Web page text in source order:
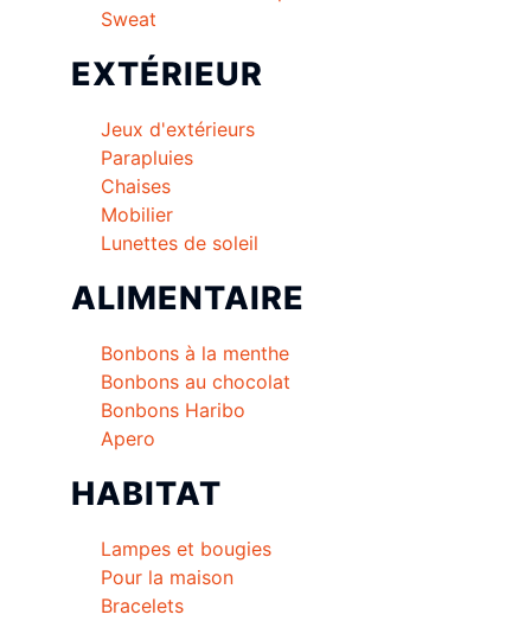
Sweat
EXTÉRIEUR
Jeux d'extérieurs
Parapluies
Chaises
Mobilier
Lunettes de soleil
ALIMENTAIRE
Bonbons à la menthe
Bonbons au chocolat
Bonbons Haribo
Apero
HABITAT
Lampes et bougies
Pour la maison
Bracelets